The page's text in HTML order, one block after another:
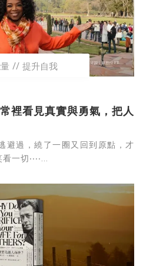
提升自我
裡看見真實與勇氣，把人
避過，繞了一圈又回到原點，才
一切‧‧‧‧...